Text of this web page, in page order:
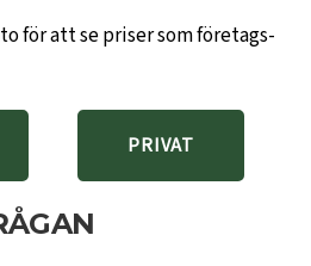
för att se priser som företags-
PRIVAT